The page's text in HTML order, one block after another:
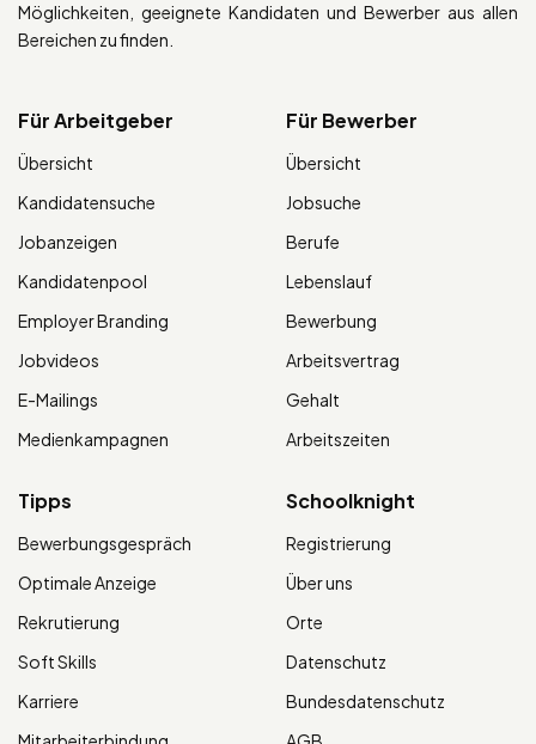
Möglichkeiten, geeignete Kandidaten und Bewerber aus allen
Bereichen zu finden.
Für Arbeitgeber
Übersicht
Kandidatensuche
Jobanzeigen
Kandidatenpool
Employer Branding
Jobvideos
E-Mailings
Medienkampagnen
Für Bewerber
Übersicht
Jobsuche
Berufe
Lebenslauf
Bewerbung
Arbeitsvertrag
Gehalt
Arbeitszeiten
Tipps
Bewerbungsgespräch
Optimale Anzeige
Rekrutierung
Soft Skills
Karriere
Schoolknight
Registrierung
Über uns
Orte
Datenschutz
Bundesdatenschutz